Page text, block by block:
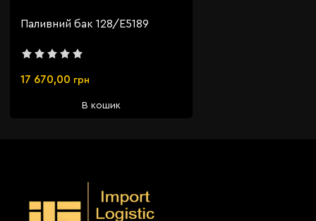
Паливний бак 128/E5189
17 670,00 грн
В кошик